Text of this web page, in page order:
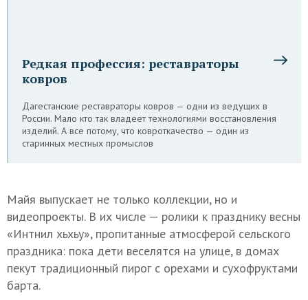
Редкая профессия: реставраторы
ковров
Дагестанские реставраторы ковров — одни из ведущих в
России. Мало кто так владеет технологиями восстановления
изделий. А все потому, что ковроткачество — один из
старинных местных промыслов
Майя выпускает не только коллекции, но и
видеопроекты. В их числе — ролики к празднику весны
«Интнил хьхьу», пропитанные атмосферой сельского
праздника: пока дети веселятся на улице, в домах
пекут традиционный пирог с орехами и сухофруктами
барта.